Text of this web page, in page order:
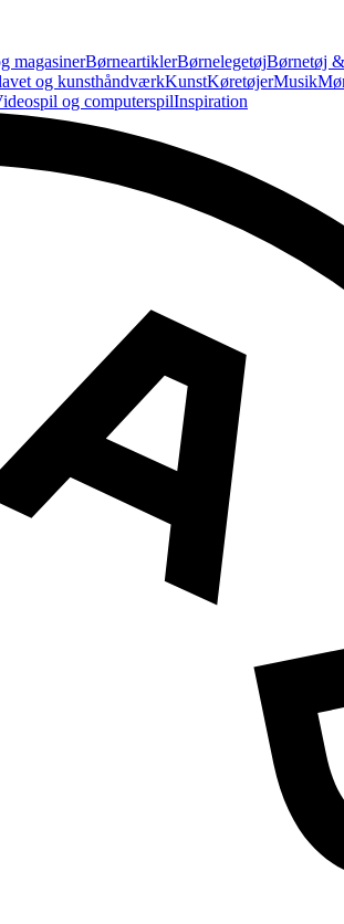
magasinerBørneartiklerBørnelegetøjBørnetøj
og kunsthåndværkKunstKøretøjerMusik
og computerspilInspiration